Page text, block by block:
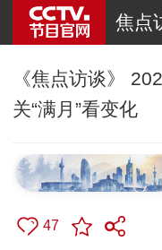
焦点
《焦点访谈》
关“满月”看变化
47